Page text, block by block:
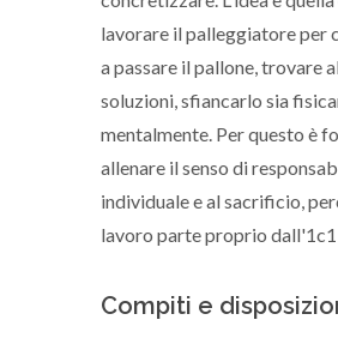
lavorare il palleggiatore per
a passare il pallone, trovare
soluzioni, sfiancarlo sia
mentalmente. Per questo è
allenare il senso di
individuale e al sacrificio,
lavoro parte proprio dall'1c1
Compiti e